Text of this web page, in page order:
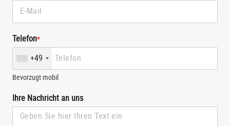
Telefon*
+49
Bevorzugt mobil
Ihre Nachricht an uns